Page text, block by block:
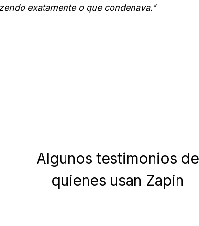
exatamente o que condenava."
Algunos testimonios de
quienes usan Zapin